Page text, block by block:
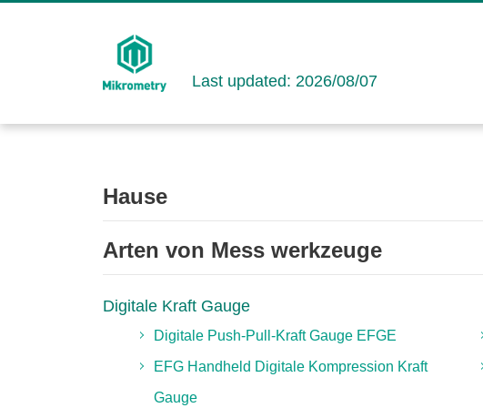
Last updated: 2026/08/07
Hause
Arten von Mess werkzeuge
Digitale Kraft Gauge
Digitale Push-Pull-Kraft Gauge EFGE
EFG Handheld Digitale Kompression Kraft
Gauge